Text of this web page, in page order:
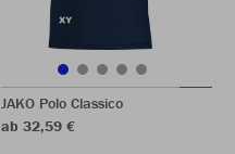
JAKO Polo Classico
ab 32,59 €